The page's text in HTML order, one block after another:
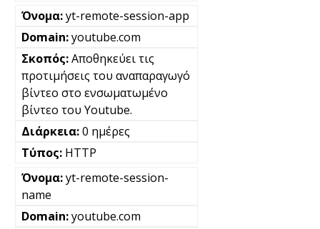
yt-remote-session-app
youtube.com
Αποθηκεύει τις
προτιμήσεις του αναπαραγωγό
βίντεο στο ενσωματωμένο
βίντεο του Youtube.
0 ημέρες
HTTP
yt-remote-session-
name
youtube.com